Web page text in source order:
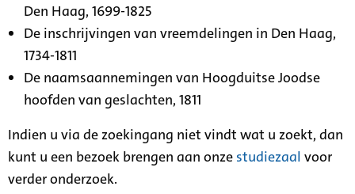
Den Haag, 1699-1825
De inschrijvingen van vreemdelingen in Den Haag,
1734-1811
De naamsaannemingen van Hoogduitse Joodse
hoofden van geslachten, 1811
Indien u via de zoekingang niet vindt wat u zoekt, dan
kunt u een bezoek brengen aan onze studiezaal voor
verder onderzoek.